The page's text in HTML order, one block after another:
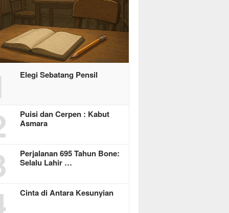
Elegi Sebatang Pensil
Puisi dan Cerpen : Kabut
Asmara
Perjalanan 695 Tahun Bone:
Selalu Lahir …
Cinta di Antara Kesunyian